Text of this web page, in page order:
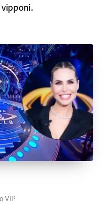
VIP